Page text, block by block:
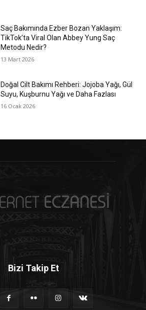
Saç Bakımında Ezber Bozan Yaklaşım:
TikTok’ta Viral Olan Abbey Yung Saç
Metodu Nedir?
13 Mart 2026
Doğal Cilt Bakımı Rehberi: Jojoba Yağı, Gül
Suyu, Kuşburnu Yağı ve Daha Fazlası
16 Ocak 2026
Bizi Takip Et